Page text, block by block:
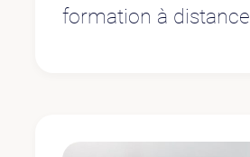
formation à distance